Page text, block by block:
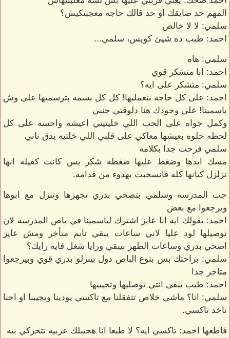
المهم حد ضايقك او حد قالك حاجه معجبتكيش؟
سلمي: لا لا خالص
احمد: طيب ده شيئ كويس، سلمي...
سلمي: هاه
احمد: انا متشكر قوي
سلمي: متشكر على ايه؟
احمد: على كل حاجه بتعمليها! كل كل بسمه بترسميها على وش
ياسمينا! على وجودك هنا دلوقتي جنبي
وكمل جواه على الحب اللي خليتيني اعيشه واحسه على كل
لحظه حلوه بعيشها معاكي على قلبي اللي خلتيه يدق تاني
سلمي فرحت جدا بكلامه
مسك ايدها وضغط عليها ضغطه شكر بس كانت كفيله انها
تزلزل كيانها كله فانسحبت بهدوء من قدامه.
جت المدرسه وسلمي بتصحي بدري تجهزها وتنزل مع ابوها
ويرجعوا مع بعض
احمد: بقولك ايه انا عايز اشترك لياسمينا في باص المدرسه لان
توصيلها لود عليا لاني ساعات ببقي نايم متأخر ومش عايز
اصحي بدري وساعات الظهر بيبقي ورايا شغل فايه رايك؟
سلمي: براحتك بس بتوع الباص دول بينزلو بدري قوي وبيرجعوا
متاخر جدا
احمد: طيب يبقى انتي توصليها وتجيبيها
سلمي: انا؟ ماشي خلاص تتفقلنا مع تاكسي يودينا ويجيبنا او احنا
ناخد تاكسي.
قاطعها احمد: تاكسي ايه؟ لا طبعا انا هجيبلك عربيه تتحركي بيه